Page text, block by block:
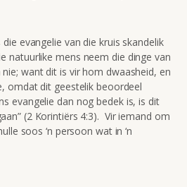
evangelie van die kruis skandelik
natuurlike mens neem die dinge van
nie; want dit is vir hom dwaasheid, en
omdat dit geestelik beoordeel
evangelie dan nog bedek is, is dit
(2 Korintiërs 4:3). Vir iemand om
soos ‘n persoon wat in ‘n